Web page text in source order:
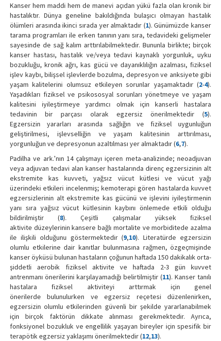
Kanser hem maddi hem de manevi açıdan yükü fazla olan kronik bir
hastalıktır. Dünya geneline bakıldığında bulaşıcı olmayan hastalık
ölümleri arasında ikinci sırada yer almaktadır (1). Günümüzde kanser
tarama programları ile erken tanının yanı sıra, tedavideki gelişmeler
sayesinde de sağ kalım arttırılabilmektedir. Bununla birlikte; birçok
kanser hastası, hastalık ve/veya tedavi kaynaklı yorgunluk, uyku
bozukluğu, kronik ağrı, kas gücü ve dayanıklılığın azalması, fiziksel
işlev kaybı, bilişsel işlevlerde bozulma, depresyon ve anksiyete gibi
yaşam kalitelerini olumsuz etkileyen sorunlar yaşamaktadır (2-4).
Yaşadıkları fiziksel ve psikososyal sorunları yönetmeye ve yaşam
kalitesini iyileştirmeye yardımcı olmak için kanserli hastalara
tedavinin bir parçası olarak egzersiz önerilmektedir (5).
Egzersizin yararları arasında sağlığın ve fiziksel uygunluğun
geliştirilmesi, işlevselliğin ve yaşam kalitesinin arttırılması,
yorgunluğun ve depresyonun azaltılması yer almaktadır (6,7).
Padilha ve ark.’nın 14 çalışmayı içeren meta-analizinde; neoadjuvan
veya adjuvan tedavi alan kanser hastalarında direnç egzersizinin alt
ekstremite kas kuvveti, yağsız vücut kütlesi ve vücut yağı
üzerindeki etkileri incelenmiş; kemoterapi gören hastalarda kuvvet
egzersizlerinin alt ekstremite kas gücünü ve işlevini iyileştirmenin
yanı sıra yağsız vücut kütlesinin kaybını önlemede etkili olduğu
bildirilmiştir (8). Çeşitli çalışmalar yüksek fiziksel
aktivite düzeylerinin kansere bağlı mortalite ve morbiditede azalma
ile ilişkili olduğunu göstermektedir (9,10). Literatürde egzersizin
olumlu etkilerine dair kanıtlar bulunmasına rağmen, özgeçmişinde
kanser öyküsü bulunan hastaların çoğunun haftada 150 dakikalık orta-
şiddetli aerobik fiziksel aktivite ve haftada 2-3 gün kuvvet
antrenmanı önerilerini karşılayamadığı belirtilmiştir (11). Kanser tanılı
hastalara fiziksel aktiviteyi arttırmak için genel
önerilerde bulunulurken ve egzersiz reçetesi düzenlenirken,
egzersizin olumlu etkilerinden güvenli bir şekilde yararlanabilmek
için birçok faktörün dikkate alınması gerekmektedir. Ayrıca,
fonksiyonel bozukluk ve engellilik yaşayan bireyler için spesifik bir
terapötik egzersiz yaklaşımı önerilmektedir (12,13).